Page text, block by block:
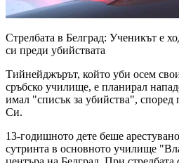
Стрелбата в Белград: Ученикът е
си преди убийствата
Тийнейджърът, който уби осем
сръбско училище, е планирал
имал "списък за убийства", според
Си.
13-годишното дете беше
сутринта в основното училище